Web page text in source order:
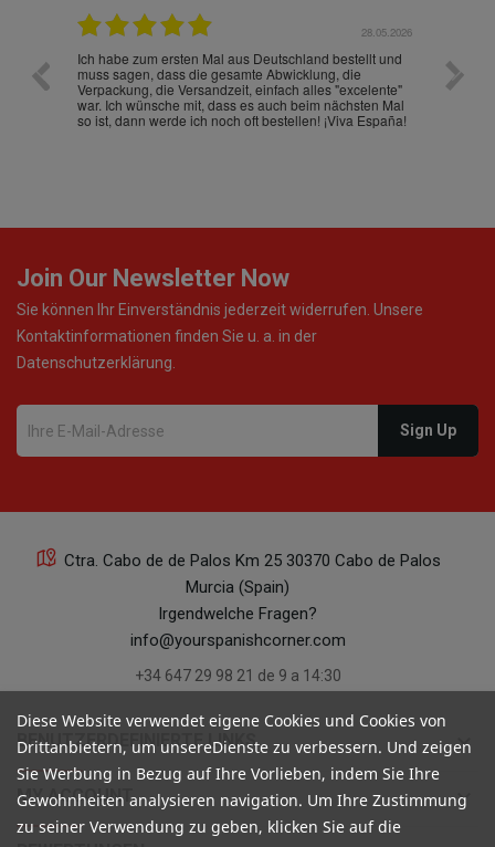
28.05.2026
Ich habe zum ersten Mal aus Deutschland bestellt und
muss sagen, dass die gesamte Abwicklung, die
Verpackung, die Versandzeit, einfach alles "excelente"
war. Ich wünsche mit, dass es auch beim nächsten Mal
so ist, dann werde ich noch oft bestellen! ¡Viva España!
Die
gut
ist
Join Our Newsletter Now
Sie können Ihr Einverständnis jederzeit widerrufen. Unsere
Kontaktinformationen finden Sie u. a. in der
Datenschutzerklärung.
Ctra. Cabo de de Palos Km 25 30370 Cabo de Palos
Murcia (Spain)
Irgendwelche Fragen?
info@yourspanishcorner.com
+34 647 29 98 21 de 9 a 14:30
BENUTZERDEFINIERTE LINKS keyboard_arrow_down
MY ACCOUNT keyboard_arrow_down
Diese Website verwendet eigene Cookies und Cookies von
Drittanbietern, um unsereDienste zu verbessern. Und zeigen
Sie Werbung in Bezug auf Ihre Vorlieben, indem Sie Ihre
Gewohnheiten analysieren navigation. Um Ihre Zustimmung
zu seiner Verwendung zu geben, klicken Sie auf die